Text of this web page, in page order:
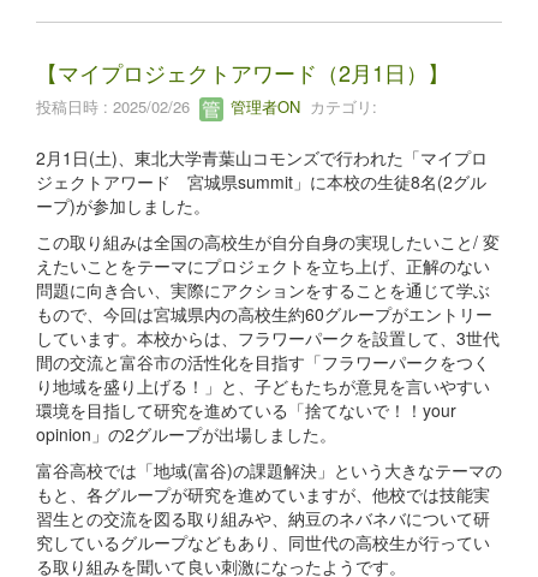
【マイプロジェクトアワード（2月1日）】
投稿日時 : 2025/02/26 管理者ON カテゴリ:
2月1日(土)、東北大学青葉山コモンズで行われた「マイプロ
ジェクトアワード 宮城県summit」に本校の生徒8名(2グル
ープ)が参加しました。
この取り組みは全国の高校生が自分自身の実現したいこと/ 変
えたいことをテーマにプロジェクトを立ち上げ、正解のない
問題に向き合い、実際にアクションをすることを通じて学ぶ
もので、今回は宮城県内の高校生約60グループがエントリー
しています。本校からは、フラワーパークを設置して、3世代
間の交流と富谷市の活性化を目指す「フラワーパークをつく
り地域を盛り上げる！」と、子どもたちが意見を言いやすい
環境を目指して研究を進めている「捨てないで！！your
opinion」の2グループが出場しました。
富谷高校では「地域(富谷)の課題解決」という大きなテーマの
もと、各グループが研究を進めていますが、他校では技能実
習生との交流を図る取り組みや、納豆のネバネバについて研
究しているグループなどもあり、同世代の高校生が行ってい
る取り組みを聞いて良い刺激になったようです。